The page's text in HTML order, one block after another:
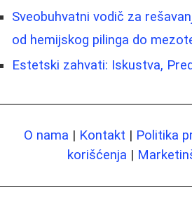
Sveobuhvatni vodič za
od hemijskog pilinga do
Estetski zahvati: Iskustva,
O nama | Kontakt | Politika
korišćenja |